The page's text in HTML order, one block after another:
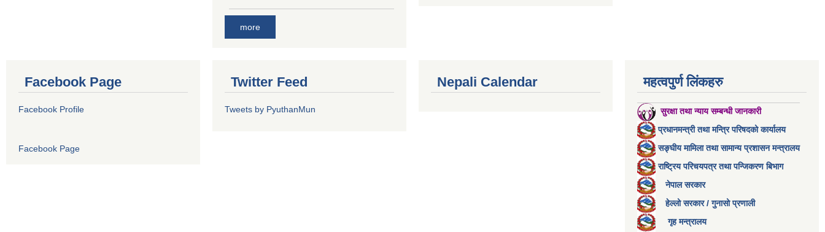
more
Facebook Page
Facebook Profile
Facebook Page
Twitter Feed
Tweets by PyuthanMun
Nepali Calendar महत्वपुर्ण लिंकहरु
सुरक्षा तथा न्याय सम्बन्धी जानकारी
प्रधानमन्त्री तथा मन्त्रि परिषदको कार्यालय
सङ्घीय मामिला तथा सामान्य प्रशासन मन्त्रालय
राष्ट्रिय परिचयपत्र तथा पन्जिकरण बिभाग
नेपाल सरकार
हेल्लो सरकार / गुनासो प्रणाली
गृह मन्त्रालय